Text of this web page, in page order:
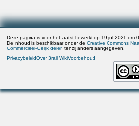
Deze pagina is voor het laatst bewerkt op 19 jul 2021 om
De inhoud is beschikbaar onder deCreative Commons
Commercieel-Gelijk delen tenzij anders aangegeven.
PrivacybeleidOver 3rail WikiVoorbehoud